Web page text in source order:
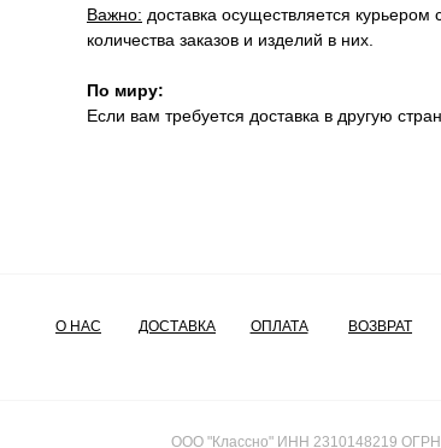
Важно: доставка осуществляется
количества заказов и изделий в них.
По миру:
Если вам требуется доставка в другую
ДОСТАВКА ВОЗВРАТ
ОПЛАТА
О НАС
ООО "Классно" ИНН 2310148219 ОГРН